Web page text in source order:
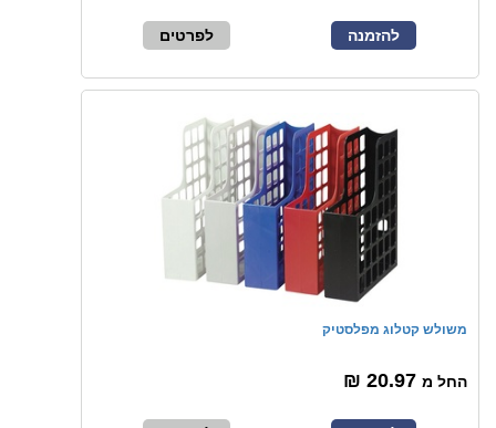
להזמנה לפרטים
משולש קטלוג מפלסטיק
החל מ